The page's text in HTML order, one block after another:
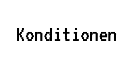
Konditionen